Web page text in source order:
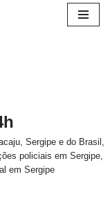
Sergipe e do Brasil,
policiais em Sergipe,
em Sergipe